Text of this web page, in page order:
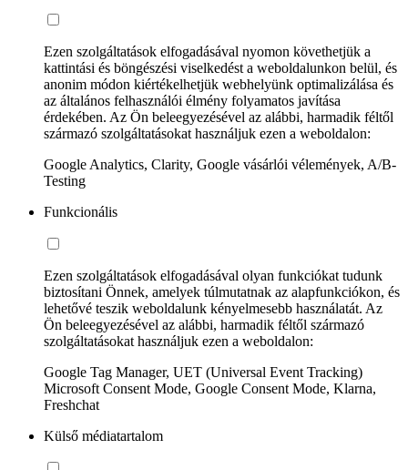
Ezen szolgáltatások elfogadásával nyomon követhetjük a
kattintási és böngészési viselkedést a weboldalunkon belül, és
anonim módon kiértékelhetjük webhelyünk optimalizálása és
az általános felhasználói élmény folyamatos javítása
érdekében. Az Ön beleegyezésével az alábbi, harmadik féltől
származó szolgáltatásokat használjuk ezen a weboldalon:
Google Analytics, Clarity, Google vásárlói vélemények, A/B-
Testing
Funkcionális
Ezen szolgáltatások elfogadásával olyan funkciókat tudunk
biztosítani Önnek, amelyek túlmutatnak az alapfunkciókon, és
lehetővé teszik weboldalunk kényelmesebb használatát. Az
Ön beleegyezésével az alábbi, harmadik féltől származó
szolgáltatásokat használjuk ezen a weboldalon:
Google Tag Manager, UET (Universal Event Tracking)
Microsoft Consent Mode, Google Consent Mode, Klarna,
Freshchat
Külső médiatartalom